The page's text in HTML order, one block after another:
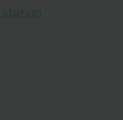
oturum